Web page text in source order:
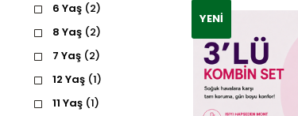
6 Yaş (2)
8 Yaş (2)
7 Yaş (2)
12 Yaş (1)
11 Yaş (1)
YENI